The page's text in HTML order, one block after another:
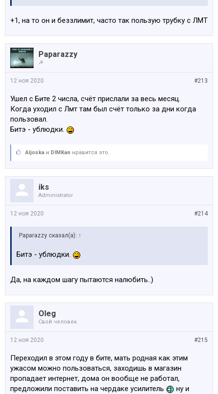
+1, на то он и беззлимит, часто так пользую трубку с ЛМТ
Paparazzy
☭
#213
12 ноя 2020
Ушел с Бите 2 числа, счёт прислали за весь месяц.
Когда уходил с Лмт там был счёт только за дни когда
пользовал.
Битэ - ублюдки.
Aljoska и DIMKan нравится это.
iks
Administrator
#214
12 ноя 2020
Paparazzy сказал(а): ↑
Битэ - ублюдки.
Да, на каждом шагу пытаются налюбить..)
Oleg
Свой человек
#215
12 ноя 2020
Переходил в этом году в бите, мать родная как этим
ужасом можно пользоваться, заходишь в магазин
пропадает интернет, дома он вообще не работал,
предложили поставить на чердаке усилитель
ну и